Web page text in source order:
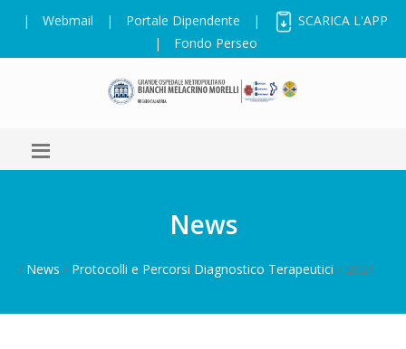
| Webmail | Portale Dipendente |
SCARICA L'APP
|
Fondo Perseo
News
/ News / Protocolli e Percorsi Diagnostico Terapeutici / 2024